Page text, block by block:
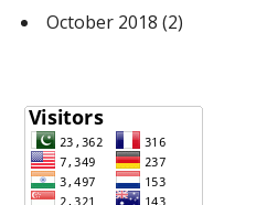
October 2018 (2)